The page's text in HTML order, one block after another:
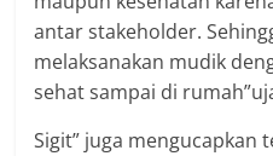
antar stakeholder.
melaksanakan mudik
sehat sampai di
Sigit” juga mengucapkan